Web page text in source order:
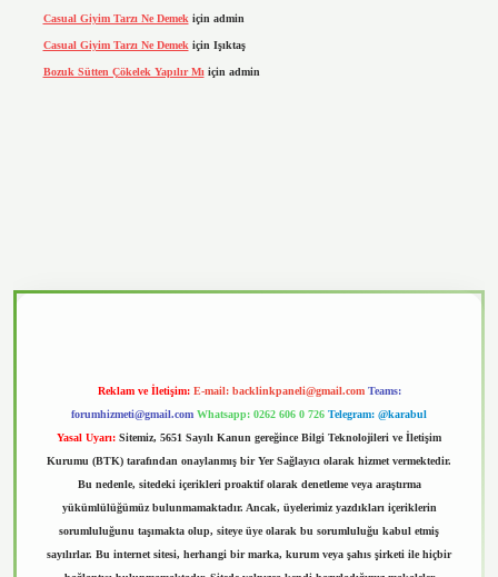
Casual Giyim Tarzı Ne Demekiçin admin
Casual Giyim Tarzı Ne Demek için Işıktaş
Bozuk Sütten Çökelek Yapılır Mı için admin
Reklam ve İletişim: E-mail: backlinkpaneli@gmail.com Teams:
forumhizmeti@gmail.com Whatsapp: 0262 606 0 726 Telegram: @karabul
Yasal Uyarı: Sitemiz, 5651 Sayılı Kanun gereğince Bilgi Teknolojileri ve İletişim
Kurumu (BTK) tarafından onaylanmış bir Yer Sağlayıcı olarak hizmet vermektedir.
Bu nedenle, sitedeki içerikleri proaktif olarak denetleme veya araştırma
yükümlülüğümüz bulunmamaktadır. Ancak, üyelerimiz yazdıkları içeriklerin
sorumluluğunu taşımakta olup, siteye üye olarak bu sorumluluğu kabul etmiş
sayılırlar. Bu internet sitesi, herhangi bir marka, kurum veya şahıs şirketi ile hiçbir